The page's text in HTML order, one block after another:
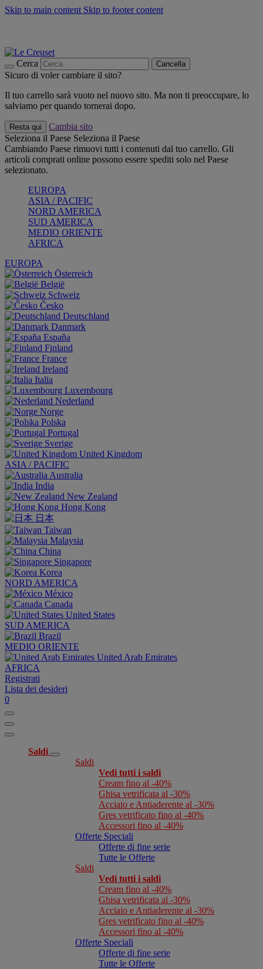
Skip to main content Skip to footer content
Cerca Cancella
Sicuro di voler cambiare il sito?
Il tuo carrello sarà vuoto nel nuovo sito. Ma non ti preoccupare, lo
salviamo per quando tornerai dopo.
Resta qui
Cambia sito
Seleziona il Paese Seleziona il Paese
Cambiando Paese rimuovi tutti i contenuti dal tuo carrello. Gli
articoli comprati online possono essere spediti solo nel Paese
selezionato.
EUROPA
ASIA / PACIFIC
NORD AMERICA
SUD AMERICA
MEDIO ORIENTE
AFRICA
EUROPA
Österreich
België
Schweiz
Česko
Deutschland
Danmark
España
Finland
France
Ireland
Italia
Luxembourg
Nederland
Norge
Polska
Portugal
Sverige
United Kingdom
ASIA / PACIFIC
Australia
India
New Zealand
Hong Kong
日本
Taiwan
Malaysia
China
Singapore
Korea
NORD AMERICA
México
Canada
United States
SUD AMERICA
Brazil
MEDIO ORIENTE
United Arab Emirates
AFRICA
Registrati
Lista dei desideri
0
Saldi
Saldi
Vedi tutti i saldi
Cream fino al -40%
Ghisa vetrificata al -30%
Acciaio e Antiaderente al -30%
Gres vetrificato fino al -40%
Accessori fino al -40%
Offerte Speciali
Offerte di fine serie
Tutte le Offerte
Saldi
Vedi tutti i saldi
Cream fino al -40%
Ghisa vetrificata al -30%
Acciaio e Antiaderente al -30%
Gres vetrificato fino al -40%
Accessori fino al -40%
Offerte Speciali
Offerte di fine serie
Tutte le Offerte